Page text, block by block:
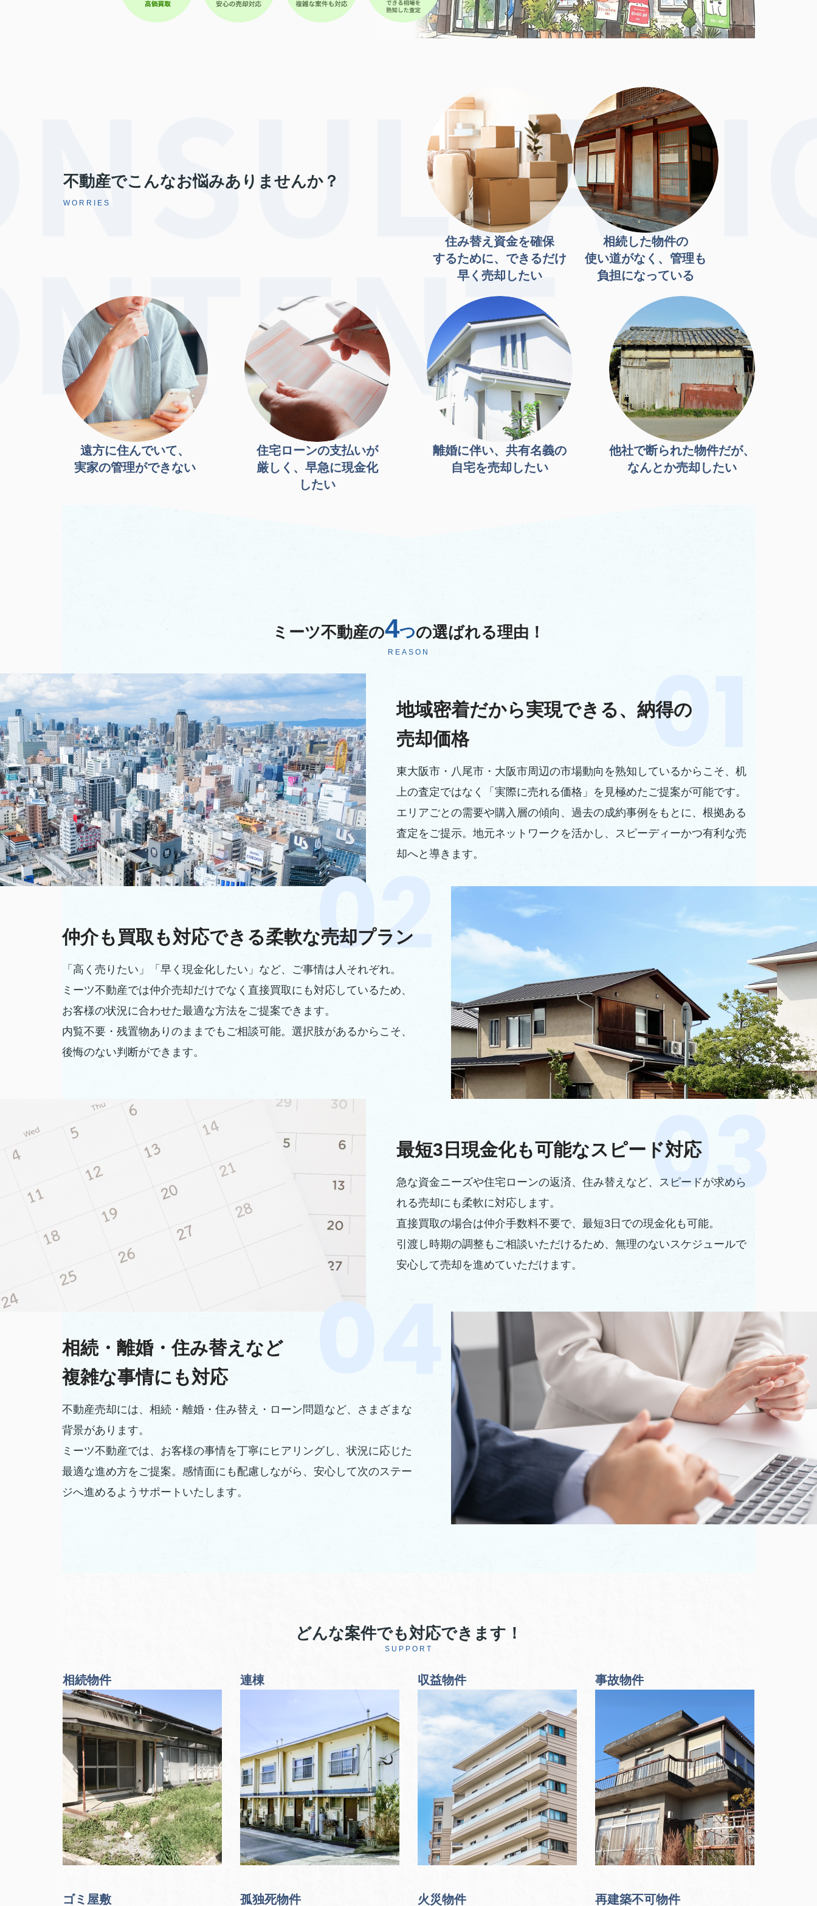
不動産でこんなお悩みありませんか？
WORRIES
住み替え資金を確保
するために、できるだけ
早く売却したい
相続した物件の
使い道がなく、管理も
負担になっている
遠方に住んでいて、
実家の管理ができない
住宅ローンの支払いが
厳しく、早急に現金化
したい
離婚に伴い、共有名義の
自宅を売却したい
他社で断られた物件だが、
なんとか売却したい
ミーツ不動産の4つの選ばれる理由！
REASON
地域密着だから実現できる、納得の
売却価格
東大阪市・八尾市・大阪市周辺の市場動向を熟知しているからこそ、机
上の査定ではなく「実際に売れる価格」を見極めたご提案が可能です。
エリアごとの需要や購入層の傾向、過去の成約事例をもとに、根拠ある
査定をご提示。地元ネットワークを活かし、スピーディーかつ有利な売
却へと導きます。
仲介も買取も対応できる柔軟な売却プラン
「高く売りたい」「早く現金化したい」など、ご事情は人それぞれ。
ミーツ不動産では仲介売却だけでなく直接買取にも対応しているため、
お客様の状況に合わせた最適な方法をご提案できます。
内覧不要・残置物ありのままでもご相談可能。選択肢があるからこそ、
後悔のない判断ができます。
最短3日現金化も可能なスピード対応
急な資金ニーズや住宅ローンの返済、住み替えなど、スピードが求めら
れる売却にも柔軟に対応します。
直接買取の場合は仲介手数料不要で、最短3日での現金化も可能。
引渡し時期の調整もご相談いただけるため、無理のないスケジュールで
安心して売却を進めていただけます。
相続・離婚・住み替えなど
複雑な事情にも対応
不動産売却には、相続・離婚・住み替え・ローン問題など、さまざまな
背景があります。
ミーツ不動産では、お客様の事情を丁寧にヒアリングし、状況に応じた
最適な進め方をご提案。感情面にも配慮しながら、安心して次のステー
ジへ進めるようサポートいたします。
どんな案件でも対応できます！
SUPPORT
相続物件 連棟 収益物件 事故物件
ゴミ屋敷 孤独死物件 火災物件 再建築不可物件